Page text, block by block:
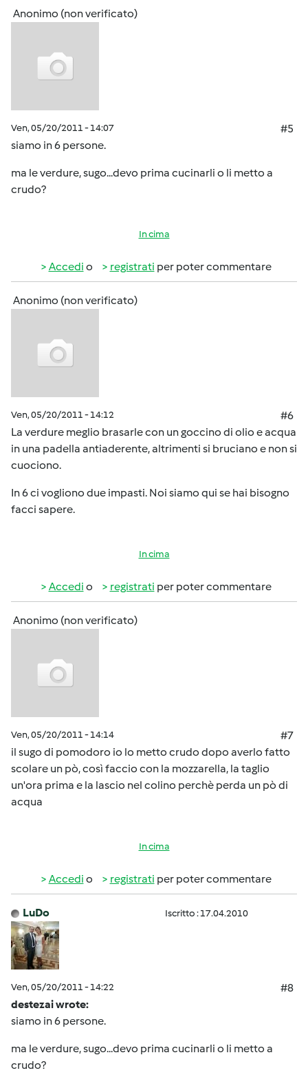
Anonimo (non verificato)
Ven, 05/20/2011 - 14:07
#5
siamo in 6 persone.
ma le verdure, sugo...devo prima cucinarli o li metto a
crudo?
In cima
Accedi o registrati per poter commentare
Anonimo (non verificato)
Ven, 05/20/2011 - 14:12
#6
La verdure meglio brasarle con un goccino di olio e acqua
in una padella antiaderente, altrimenti si bruciano e non si
cuociono.
In 6 ci vogliono due impasti. Noi siamo qui se hai bisogno
facci sapere.
In cima
Accedi o registrati per poter commentare
Anonimo (non verificato)
Ven, 05/20/2011 - 14:14
#7
il sugo di pomodoro io lo metto crudo dopo averlo fatto
scolare un pò, così faccio con la mozzarella, la taglio
un'ora prima e la lascio nel colino perchè perda un pò di
acqua
In cima
Accedi o registrati per poter commentare
LuDo Iscritto : 17.04.2010
Ven, 05/20/2011 - 14:22
#8
destezai wrote:
siamo in 6 persone.
ma le verdure, sugo...devo prima cucinarli o li metto a
crudo?